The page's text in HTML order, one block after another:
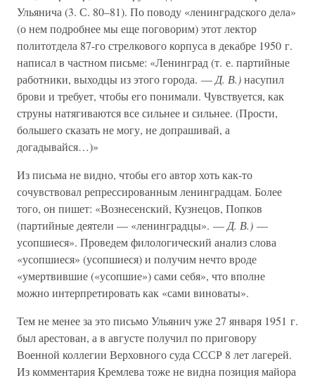
Ульянича (3. С. 80–81). По поводу «ленинградского дела»
(о нем подробнее мы еще поговорим) этот лектор
политотдела 87-го стрелкового корпуса в декабре 1950 г.
написал в частном письме: «Ленинград (т. е. партийные
работники, выходцы из этого города. — Д. В.)насупил
брови и требует, чтобы его понимали. Чувствуется, как
струны натягиваются все сильнее и сильнее. (Прости,
большего сказать не могу, не допрашивай, а
догадывайся…)»
Из письма не видно, чтобы его автор хоть как-то
сочувствовал репрессированным ленинградцам. Более
того, он пишет: «Вознесенский, Кузнецов, Попков
(партийные деятели — «ленинградцы». — Д. В.) —
усопшиеся». Проведем филологический анализ слова
«усопшиеся» (усопшиеся) и получим нечто вроде
«умертвившие («усопшие») сами себя», что вполне
можно интерпретировать как «сами виноваты».
Тем не менее за это письмо Ульянич уже 27 января 1951 г.
был арестован, а в августе получил по приговору
Военной коллегии Верховного суда СССР 8 лет лагерей.
Из комментария Кремлева тоже не видна позиция майора